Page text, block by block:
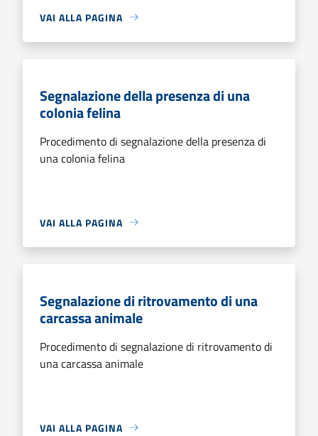
VAI ALLA PAGINA
Segnalazione della presenza di una
colonia felina
Procedimento di segnalazione della presenza di
una colonia felina
VAI ALLA PAGINA
Segnalazione di ritrovamento di una
carcassa animale
Procedimento di segnalazione di ritrovamento di
una carcassa animale
VAI ALLA PAGINA